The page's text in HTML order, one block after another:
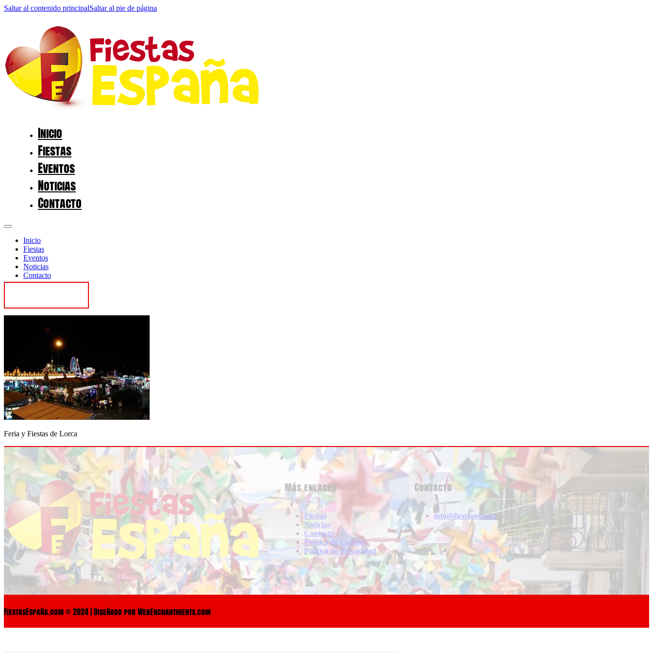
Saltar al contenido principalSaltar al pie de página
Inicio
Fiestas
Eventos
Noticias
Contacto
Inicio
Fiestas
Eventos
Noticias
Contacto
Feria y Fiestas de Lorca
Más enlaces
Fiestas
Noticias
Contacto
Politica de Cookies
Politica de Privacidad
Contacto
info@fiestasespaña
FiestasEspaña.com © 2024 | Diseñado por WebEnchantments.com